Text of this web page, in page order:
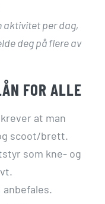
aktivitet per dag,
deg på flere av
FOR ALLE
at man
scoot/brett.
som kne- og